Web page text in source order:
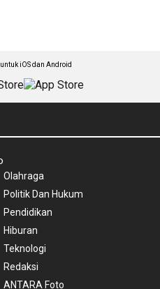
iOS dan Android
Olahraga
Politik Dan Hukum
Pendidikan
Hiburan
Teknologi
Redaksi
ANTARA Foto